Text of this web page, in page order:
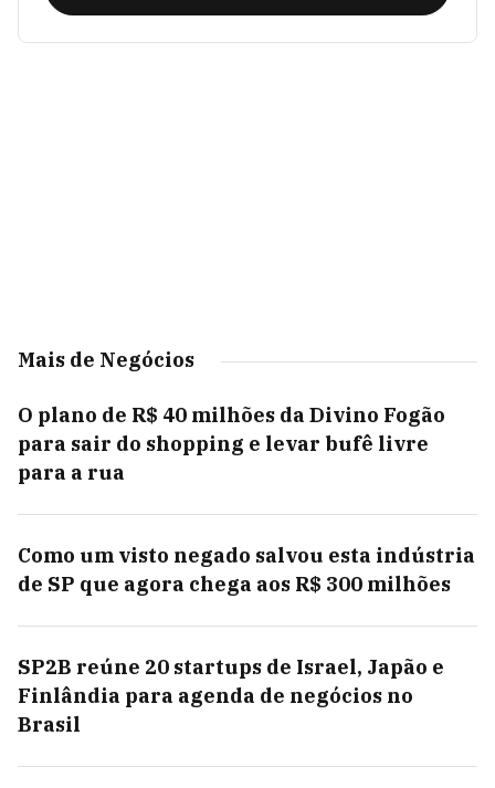
Mais de Negócios
O plano de R$ 40 milhões da Divino Fogão
para sair do shopping e levar bufê livre
para a rua
Como um visto negado salvou esta indústria
de SP que agora chega aos R$ 300 milhões
SP2B reúne 20 startups de Israel, Japão e
Finlândia para agenda de negócios no
Brasil